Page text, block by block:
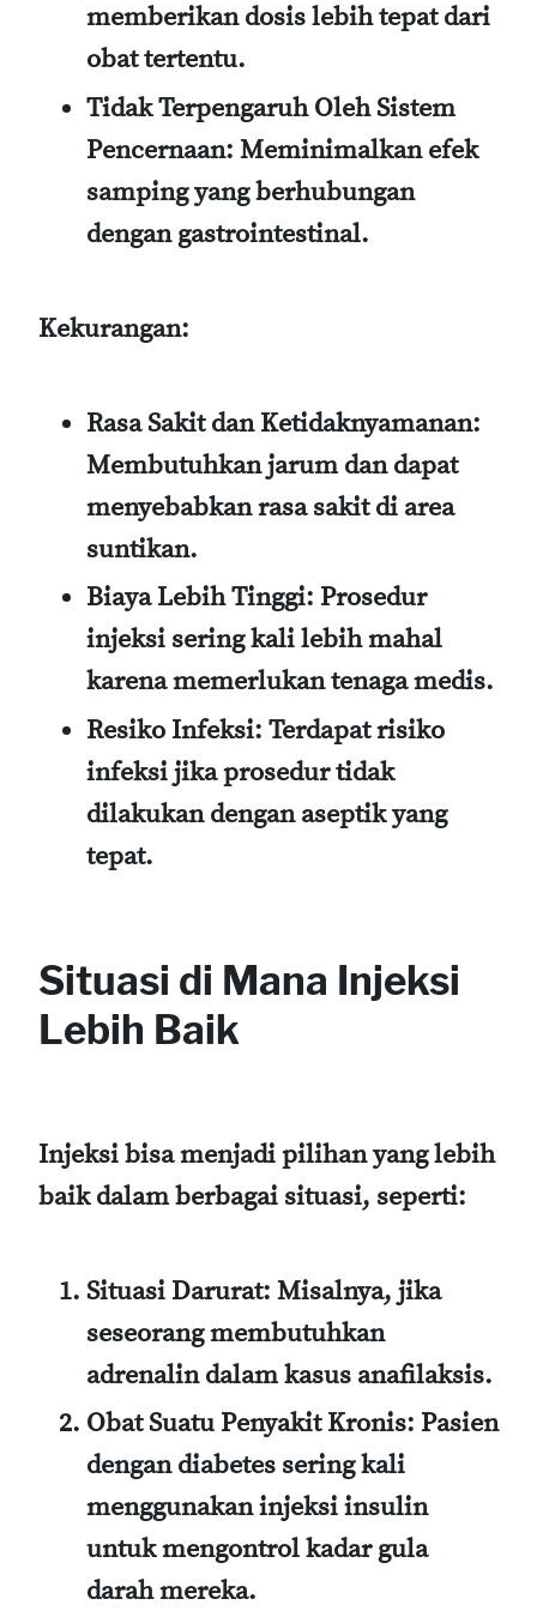
memberikan dosis lebih tepat dari
obat tertentu.
Tidak Terpengaruh Oleh Sistem
Pencernaan: Meminimalkan efek
samping yang berhubungan
dengan gastrointestinal.
Kekurangan:
Rasa Sakit dan Ketidaknyamanan:
Membutuhkan jarum dan dapat
menyebabkan rasa sakit di area
suntikan.
Biaya Lebih Tinggi: Prosedur
injeksi sering kali lebih mahal
karena memerlukan tenaga medis.
Resiko Infeksi: Terdapat risiko
infeksi jika prosedur tidak
dilakukan dengan aseptik yang
tepat.
Situasi di Mana Injeksi
Lebih Baik
Injeksi bisa menjadi pilihan yang lebih
baik dalam berbagai situasi, seperti:
Situasi Darurat: Misalnya, jika
seseorang membutuhkan
adrenalin dalam kasus anafilaksis.
Obat Suatu Penyakit Kronis: Pasien
dengan diabetes sering kali
menggunakan injeksi insulin
untuk mengontrol kadar gula
darah mereka.